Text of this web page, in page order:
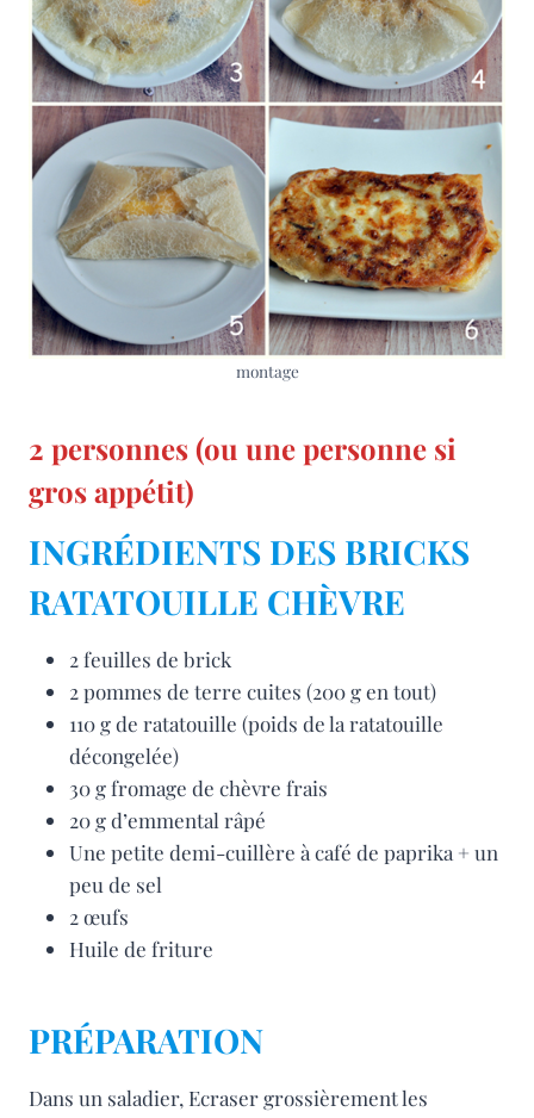
montage
2 personnes (ou une personne si
gros appétit)
INGRÉDIENTS DES BRICKS
RATATOUILLE CHÈVRE
2 feuilles de brick
2 pommes de terre cuites (200 g en tout)
110 g de ratatouille (poids de la ratatouille
décongelée)
30 g fromage de chèvre frais
20 g d’emmental râpé
Une petite demi-cuillère à café de paprika + un
peu de sel
2 œufs
Huile de friture
PRÉPARATION
Dans un saladier, Ecraser grossièrement les